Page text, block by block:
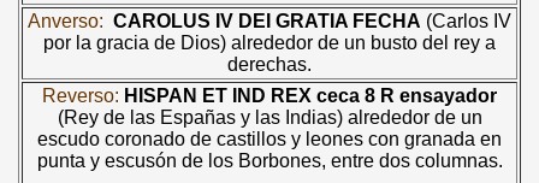
Anverso: CAROLUS IV DEI GRATIA FECHA (Carlos IV
por la gracia de Dios) alrededor de un busto del rey a
derechas.
Reverso: HISPAN ET IND REX ceca 8 R ensayador
(Rey de las Españas y las Indias) alrededor de un
escudo coronado de castillos y leones con granada en
punta y escusón de los Borbones, entre dos columnas.